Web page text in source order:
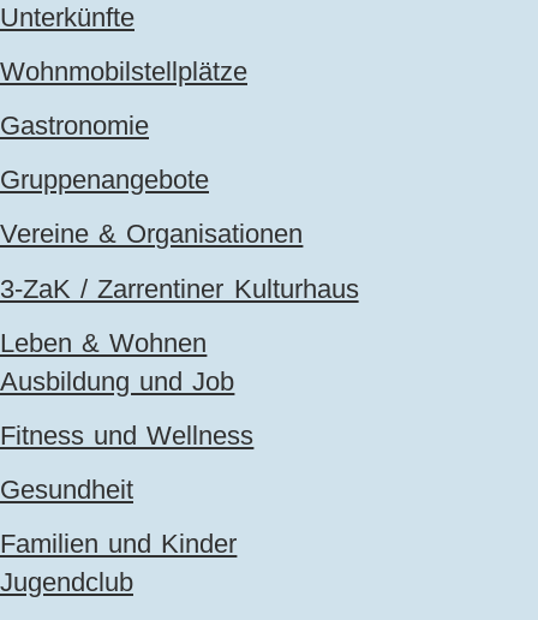
Unterkünfte
Wohnmobilstellplätze
Gastronomie
Gruppenangebote
Vereine & Organisationen
3-ZaK / Zarrentiner Kulturhaus
Leben & Wohnen
Ausbildung und Job
Fitness und Wellness
Gesundheit
Familien und Kinder
Jugendclub